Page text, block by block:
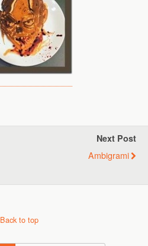
Next Post
Ambigrami
Back to top